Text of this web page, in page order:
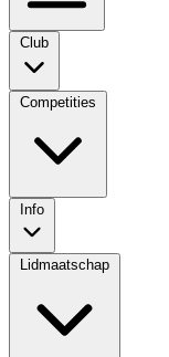
Club
Competities
Info
Lidmaatschap